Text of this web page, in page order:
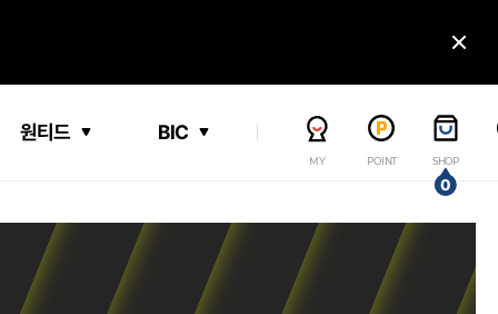
원티드 BIC
MY POINT SHOP
0